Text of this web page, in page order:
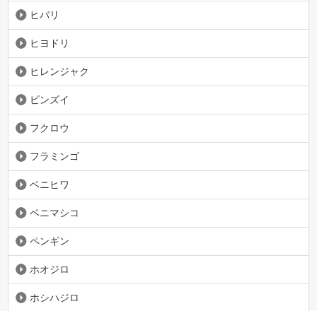
ヒバリ
ヒヨドリ
ヒレンジャク
ビンズイ
フクロウ
フラミンゴ
ベニヒワ
ベニマシコ
ペンギン
ホオジロ
ホシハジロ